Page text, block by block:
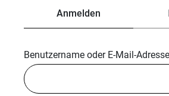
Anmelden
Benutzername oder E-Mail-Adresse